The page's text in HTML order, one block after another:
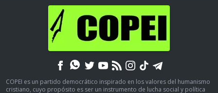
COPEI es un partido democrático inspirado en los valores del humanismo
cristiano, cuyo propósito es ser un instrumento de lucha social y política